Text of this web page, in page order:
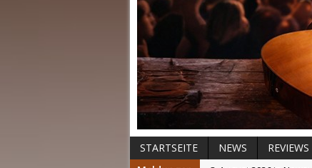
STARTSEITE NEWS REVIEWS